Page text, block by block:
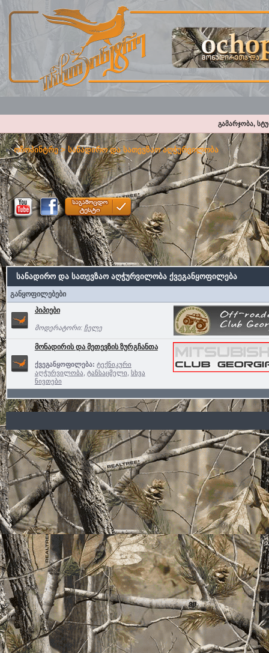
გამარჯობა,
ოჩოპინტრე>სანადირო და სათევზაო აღჭურვილობა
სანადირო და სათევზაო აღჭურვილობა ქვეგანყოფილება
განყოფილებები
პიპიები
მოდერატორი: ჩელე
მონადირის და მეთევზის ზურგჩანთა
ქვეგანყოფილება: ტექნიკური
აღჭურვილობა ტანსაცმელი სხვა
ნივთები